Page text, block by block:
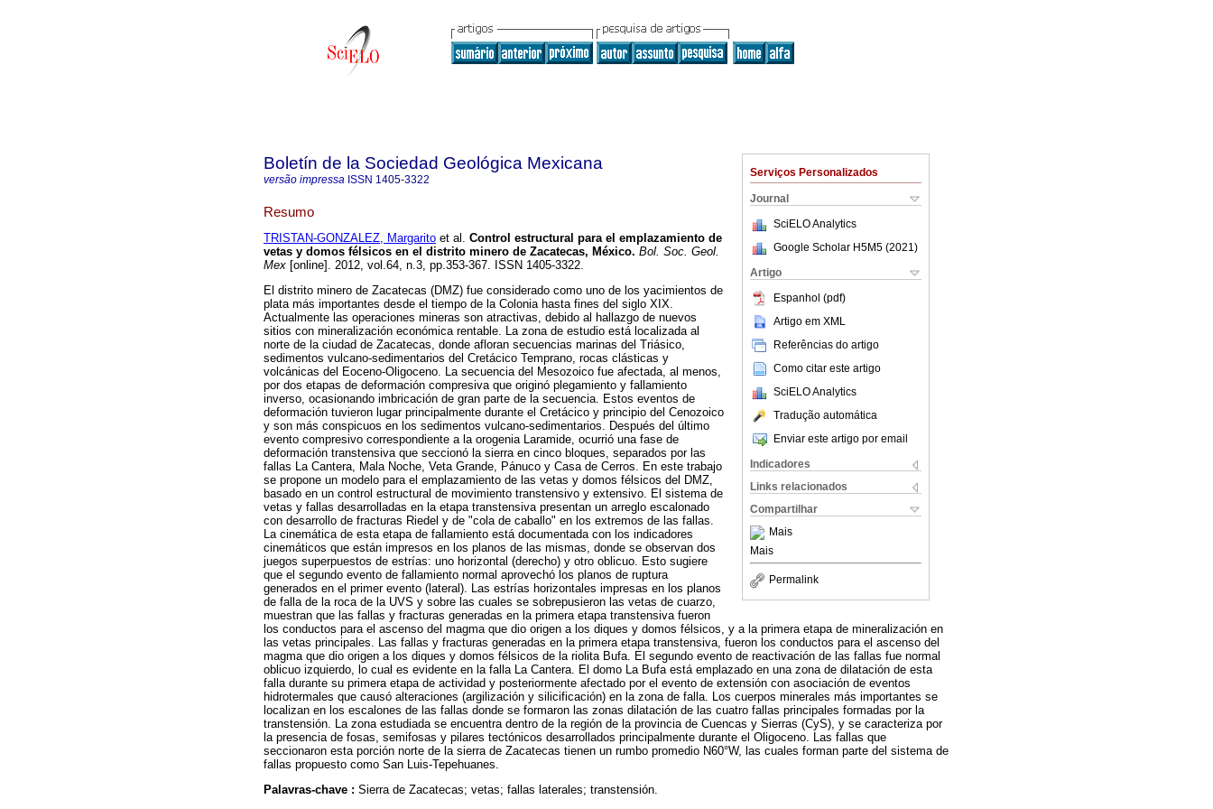
Serviços Personalizados
Journal
SciELO Analytics
Google Scholar H5M5 (2021 )
Artigo
Espanhol (pdf)
Artigo em XML
Referências do artigo
Como citar este artigo
SciELO Analytics
Tradução automática
Enviar este artigo por email
Indicadores
Links relacionados
Compartilhar
Mais
Mais
Permalink
Boletín de la Sociedad Geológica Mexicana
versão impressa ISSN 1405-3322
Resumo
TRISTAN-GONZALEZ, Margarito et al. Control estructural para el emplazamiento de
vetas y domos félsicos en el distrito minero de Zacatecas, México. Bol. Soc. Geol.
Mex [online]. 2012, vol.64, n.3, pp.353-367. ISSN 1405-3322.
El distrito minero de Zacatecas (DMZ) fue considerado como uno de los yacimientos de
plata más importantes desde el tiempo de la Colonia hasta fines del siglo XIX.
Actualmente las operaciones mineras son atractivas, debido al hallazgo de nuevos
sitios con mineralización económica rentable. La zona de estudio está localizada al
norte de la ciudad de Zacatecas, donde afloran secuencias marinas del Triásico,
sedimentos vulcano-sedimentarios del Cretácico Temprano, rocas clásticas y
volcánicas del Eoceno-Oligoceno. La secuencia del Mesozoico fue afectada, al menos,
por dos etapas de deformación compresiva que originó plegamiento y fallamiento
inverso, ocasionando imbricación de gran parte de la secuencia. Estos eventos de
deformación tuvieron lugar principalmente durante el Cretácico y principio del Cenozoico
y son más conspicuos en los sedimentos vulcano-sedimentarios. Después del último
evento compresivo correspondiente a la orogenia Laramide, ocurrió una fase de
deformación transtensiva que seccionó la sierra en cinco bloques, separados por las
fallas La Cantera, Mala Noche, Veta Grande, Pánuco y Casa de Cerros. En este trabajo
se propone un modelo para el emplazamiento de las vetas y domos félsicos del DMZ,
basado en un control estructural de movimiento transtensivo y extensivo. El sistema de
vetas y fallas desarrolladas en la etapa transtensiva presentan un arreglo escalonado
con desarrollo de fracturas Riedel y de "cola de caballo" en los extremos de las fallas.
La cinemática de esta etapa de fallamiento está documentada con los indicadores
cinemáticos que están impresos en los planos de las mismas, donde se observan dos
juegos superpuestos de estrías: uno horizontal (derecho) y otro oblicuo. Esto sugiere
que el segundo evento de fallamiento normal aprovechó los planos de ruptura
generados en el primer evento (lateral). Las estrías horizontales impresas en los planos
de falla de la roca de la UVS y sobre las cuales se sobrepusieron las vetas de cuarzo,
muestran que las fallas y fracturas generadas en la primera etapa transtensiva fueron
los conductos para el ascenso del magma que dio origen a los diques y domos félsicos, y a la primera etapa de mineralización en
las vetas principales. Las fallas y fracturas generadas en la primera etapa transtensiva, fueron los conductos para el ascenso del
magma que dio origen a los diques y domos félsicos de la riolita Bufa. El segundo evento de reactivación de las fallas fue normal
oblicuo izquierdo, lo cual es evidente en la falla La Cantera. El domo La Bufa está emplazado en una zona de dilatación de esta
falla durante su primera etapa de actividad y posteriormente afectado por el evento de extensión con asociación de eventos
hidrotermales que causó alteraciones (argilización y silicificación) en la zona de falla. Los cuerpos minerales más importantes se
localizan en los escalones de las fallas donde se formaron las zonas dilatación de las cuatro fallas principales formadas por la
transtensión. La zona estudiada se encuentra dentro de la región de la provincia de Cuencas y Sierras (CyS), y se caracteriza por
la presencia de fosas, semifosas y pilares tectónicos desarrollados principalmente durante el Oligoceno. Las fallas que
seccionaron esta porción norte de la sierra de Zacatecas tienen un rumbo promedio N60°W, las cuales forman parte del sistema de
fallas propuesto como San Luis-Tepehuanes.
Palavras-chave : Sierra de Zacatecas; vetas; fallas laterales; transtensión.